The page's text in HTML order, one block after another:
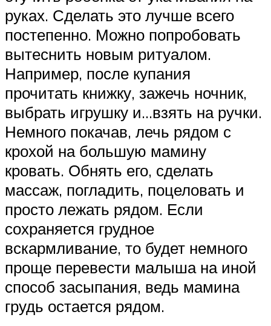
руках. Сделать это лучше всего
постепенно. Можно попробовать
вытеснить новым ритуалом.
Например, после купания
прочитать книжку, зажечь ночник,
выбрать игрушку и…взять на ручки.
Немного покачав, лечь рядом с
крохой на большую мамину
кровать. Обнять его, сделать
массаж, погладить, поцеловать и
просто лежать рядом. Если
сохраняется грудное
вскармливание, то будет немного
проще перевести малыша на иной
способ засыпания, ведь мамина
грудь остается рядом.